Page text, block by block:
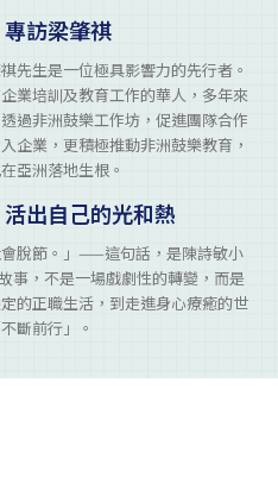
訪梁肇祺
先生是一位極具影響力的先行者。
業培訓及教育工作的華人，多年來
過非洲鼓樂工作坊，促進團隊合作
企業，更積極推動非洲鼓樂教育，
亞洲落地生根。
出自己的光和熱
會脫節。」——這句話，是陳詩敏小
事，不是一場戲劇性的轉變，而是
的正職生活，到走進身心療癒的世
斷前行」。